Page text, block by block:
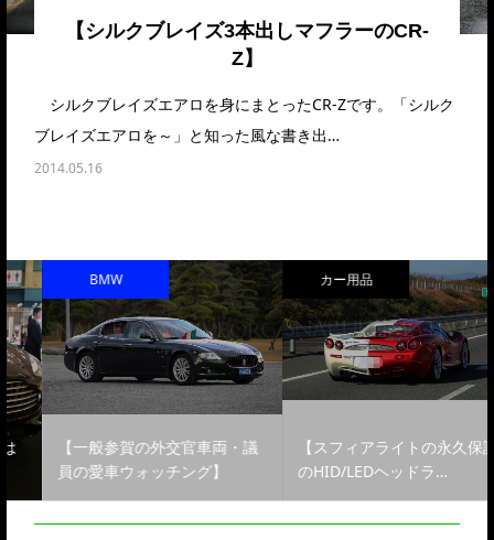
【シルクブレイズ3本出しマフラーのCR-
Z】
シルクブレイズエアロを身にまとったCR-Zです。「シルク
ブレイズエアロを～」と知った風な書き出…
2014.05.16
【一般参賀の外交官車両・議
員の愛車ウォッチング】
カー用品
【スフィアライトの永久保証
のHID/LEDヘッドラ…